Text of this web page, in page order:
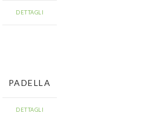
DETTAGLI
PADELLA
DETTAGLI